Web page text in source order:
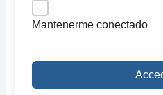
Mantenerme conectado